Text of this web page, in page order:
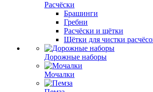
Расчёски
Брашинги
Гребни
Расчёски и щётки
Щётки для чистки
Дорожные наборы
Мочалки